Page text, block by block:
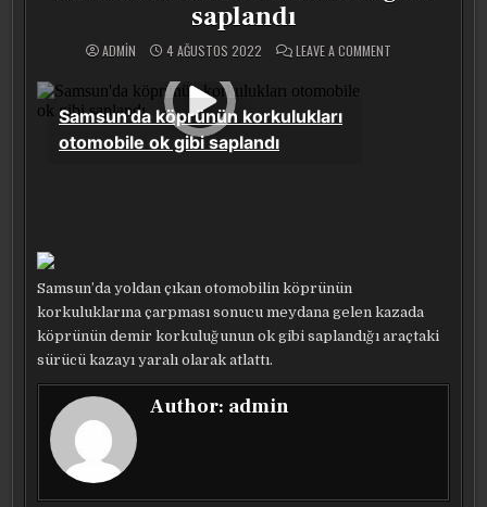
saplandı
ADMIN 4 AĞUSTOS 2022 LEAVE A COMMENTON
Samsun’da yoldan çıkan otomobilin köprünün
korkuluklarına çarpması sonucu meydana gelen kazada
köprünün demir korkuluğunun ok gibi saplandığı araçtaki
sürücü kazayı yaralı olarak atlattı.
Author: admin